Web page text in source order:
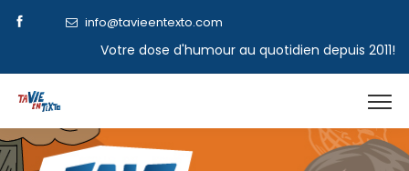
info@tavieentexto.com
Votre dose d'humour au quotidien depuis 2011!